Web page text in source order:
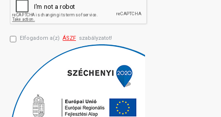
Elfogadom a(z) ÁSZF szabályzatot!